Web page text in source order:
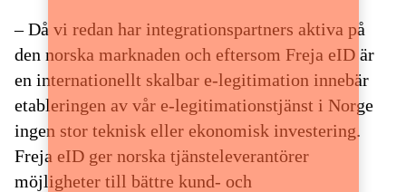
– Då vi redan har integrationspartners aktiva på
den norska marknaden och eftersom Freja eID är
en internationellt skalbar e-legitimation innebär
etableringen av vår e-legitimationstjänst i Norge
ingen stor teknisk eller ekonomisk investering.
Freja eID ger norska tjänsteleverantörer
möjligheter till bättre kund- och